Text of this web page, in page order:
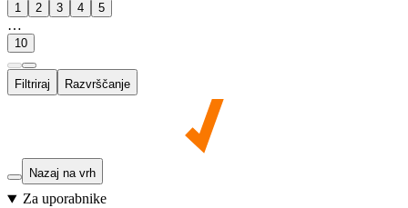
1 2 3 4 5
…
10
Filtriraj Razvrščanje
Nazaj na vrh
Za uporabnike